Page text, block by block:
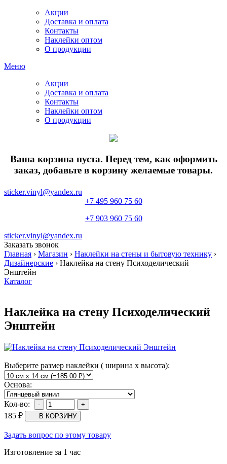
Акции
Доставка и оплата
Контакты
Наклейки оптом
О продукции
Меню
Акции
Доставка и оплата
Контакты
Наклейки оптом
О продукции
Ваша корзина пуста. Перед тем, как оформить
заказ, добавьте в корзину желаемые товары.
sticker.vinyl@yandex.ru
+7 495 960 75 60
+7 903 960 75 60
sticker.vinyl@yandex.ru
Заказать звонок
Главная › Магазин › Наклейки на стены и бытовую технику ›
Дизайнерские › Наклейка на стену Психоделический
Энштейн
Каталог
Наклейка на стену Психоделический
Энштейн
Выберите размер наклейки ( ширина х высота):
Основа:
Кол-во:
185 ₽
Задать вопрос по этому товару
Изготовление за 1 час